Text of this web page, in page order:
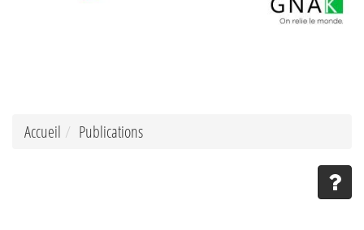
Accueil Publications